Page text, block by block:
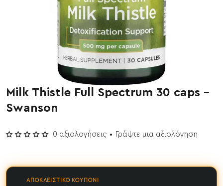
Έχει εξαντληθεί
Milk Thistle Full Spectrum 30 caps -
Swanson
0 αξιολογήσεις • Γράψτε μια αξιολόγηση
ΑΠΟΚΛΕΙΣΤΙΚΌ ΚΟΥΠΌΝΙ